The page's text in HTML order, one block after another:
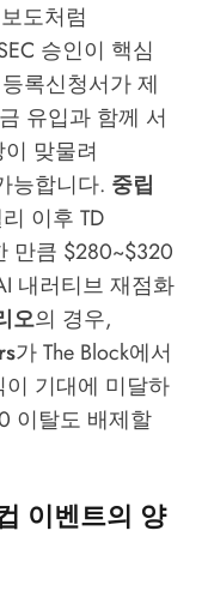
도처럼
승인이 핵심
록신청서가 제
유입과 함께 서
맞물려
능합니다. 중립
이후 TD
만큼 $280~$320
내러티브 재점화
오의 경우,
가The Block에서
기대에 미달하
이탈도 배제할
이벤트의 양